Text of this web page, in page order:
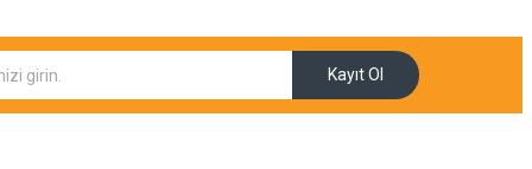
Kayıt Ol